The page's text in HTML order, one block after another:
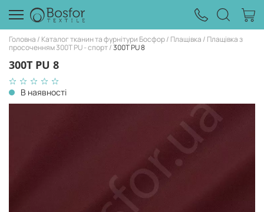
Головна Каталог тканин та фурнітури Босфор Плащівка
Плащівка з
просоченням 300Т PU - спорт 300Т PU 8
300Т PU 8
В наявності